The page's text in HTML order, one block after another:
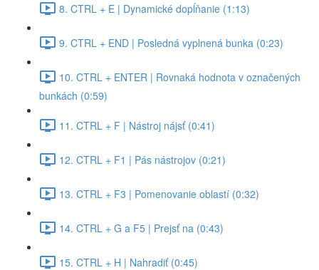
8. CTRL + E | Dynamické dopĺňanie (1:13)
9. CTRL + END | Posledná vyplnená bunka (0:23)
10. CTRL + ENTER | Rovnaká hodnota v označených
bunkách (0:59)
11. CTRL + F | Nástroj nájsť (0:41)
12. CTRL + F1 | Pás nástrojov (0:21)
13. CTRL + F3 | Pomenovanie oblastí (0:32)
14. CTRL + G a F5 | Prejsť na (0:43)
15. CTRL + H | Nahradiť (0:45)